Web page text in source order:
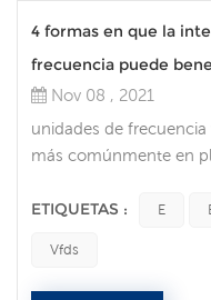
4 formas en que la
frecuencia puede
Nov 08 , 2021
unidades de
más comúnmente en
los últimos años, han
beneficios., que
ETIQUETAS : E
Vfds